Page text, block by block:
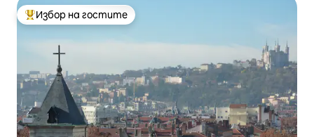
Най-популярен избор на гостите
Избор на гостите